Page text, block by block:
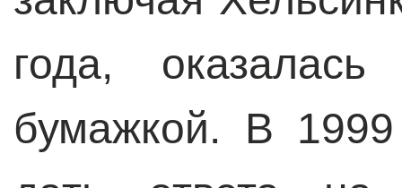
года,
бумажкой. В